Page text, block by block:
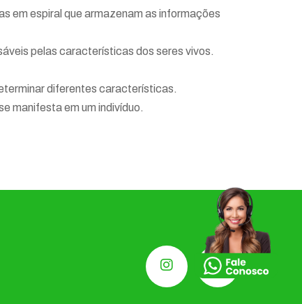
em espiral que armazenam as informações
pelas características dos seres vivos.
diferentes características.
manifesta em um indivíduo.